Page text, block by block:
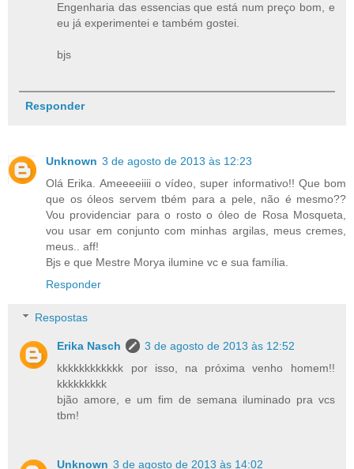
Engenharia das essencias que está num preço bom, e
eu já experimentei e também gostei.
bjs
Responder
Unknown 3 de agosto de 2013 às 12:23
Olá Erika. Ameeeeiiii o vídeo, super informativo!! Que bom
que os óleos servem tbém para a pele, não é mesmo??
Vou providenciar para o rosto o óleo de Rosa Mosqueta,
vou usar em conjunto com minhas argilas, meus cremes,
meus.. aff!
Bjs e que Mestre Morya ilumine vc e sua família.
Responder
Respostas
Erika Nasch
3 de agosto de 2013 às 12:52
kkkkkkkkkkkk por isso, na próxima venho homem!!
kkkkkkkkk
bjão amore, e um fim de semana iluminado pra vcs
tbm!
Unknown 3 de agosto de 2013 às 14:02